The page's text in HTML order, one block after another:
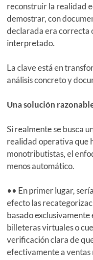
reconstruir la realidad
demostrar, con
declarada era correcta
interpretado.
La clave está en
análisis concreto y
Una solución
Si realmente se busca
realidad operativa que
monotributistas, el
menos automático.
•• En primer lugar,
efecto las
basado
billeteras virtuales o
verificación clara de
efectivamente a ventas